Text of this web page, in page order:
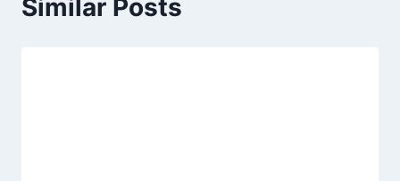
Similar Posts